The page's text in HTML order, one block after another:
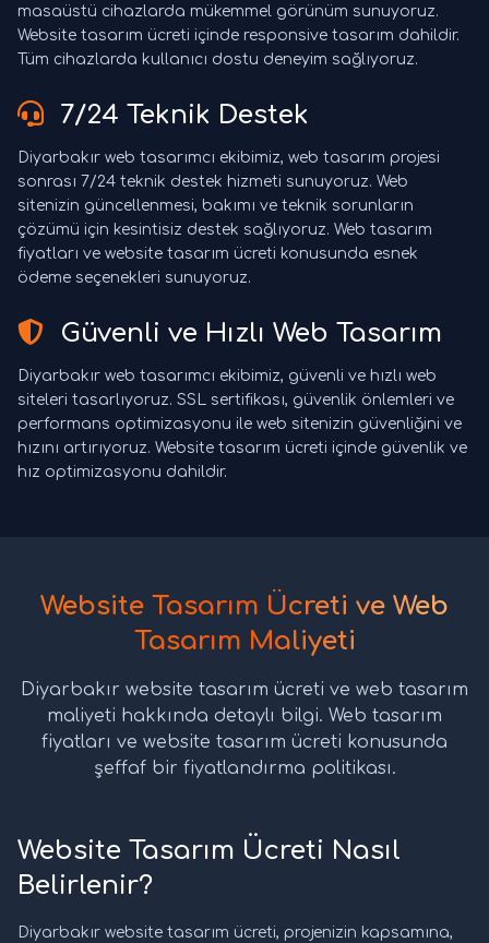
masaüstü cihazlarda mükemmel görünüm sunuyoruz.
Website tasarım ücreti içinde responsive tasarım dahildir.
Tüm cihazlarda kullanıcı dostu deneyim sağlıyoruz.
7/24 Teknik Destek
Diyarbakır web tasarımcı ekibimiz, web tasarım projesi
sonrası 7/24 teknik destek hizmeti sunuyoruz. Web
sitenizin güncellenmesi, bakımı ve teknik sorunların
çözümü için kesintisiz destek sağlıyoruz. Web tasarım
fiyatları ve website tasarım ücreti konusunda esnek
ödeme seçenekleri sunuyoruz.
Güvenli ve Hızlı Web Tasarım
Diyarbakır web tasarımcı ekibimiz, güvenli ve hızlı web
siteleri tasarlıyoruz. SSL sertifikası, güvenlik önlemleri ve
performans optimizasyonu ile web sitenizin güvenliğini ve
hızını artırıyoruz. Website tasarım ücreti içinde güvenlik ve
hız optimizasyonu dahildir.
Website Tasarım Ücreti ve Web
Tasarım Maliyeti
Diyarbakır website tasarım ücreti ve web tasarım
maliyeti hakkında detaylı bilgi. Web tasarım
fiyatları ve website tasarım ücreti konusunda
şeffaf bir fiyatlandırma politikası.
Website Tasarım Ücreti Nasıl
Belirlenir?
Diyarbakır website tasarım ücreti, projenizin kapsamına,